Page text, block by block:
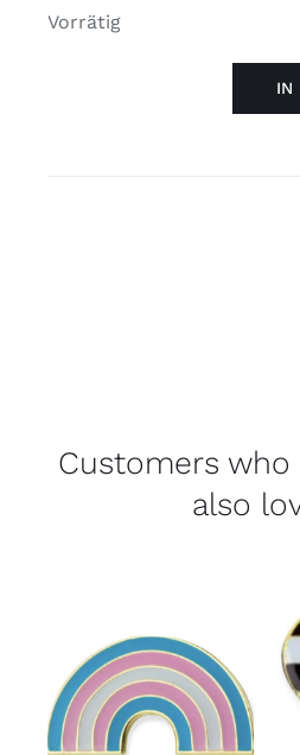
Vorrätig
IN
Customers
also